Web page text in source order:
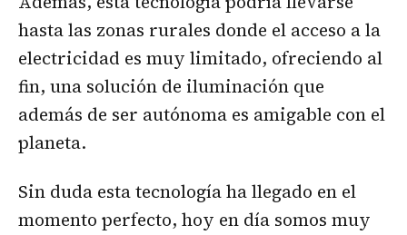
hasta las zonas rurales donde el acceso a la
electricidad es muy limitado, ofreciendo al
fin, una solución de iluminación que
además de ser autónoma es amigable con el
planeta.
Sin duda esta tecnología ha llegado en el
momento perfecto, hoy en día somos muy